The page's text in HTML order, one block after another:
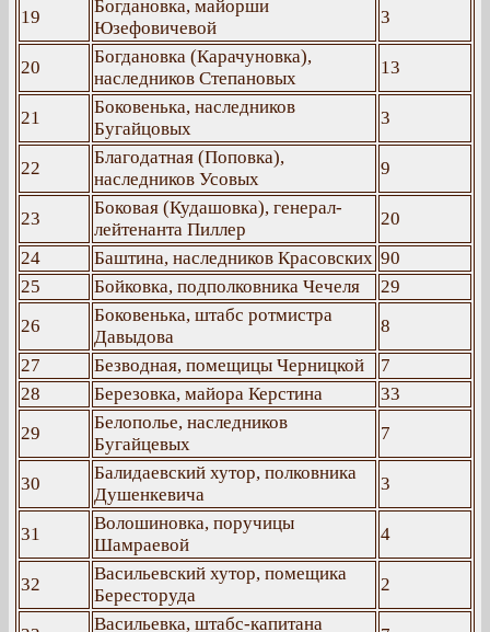
19
Богдановка, майорши
Юзефовичевой
3
20
Богдановка (Карачуновка),
наследников Степановых
13
21
Боковенька, наследников
Бугайцовых
3
22
Благодатная (Поповка),
наследников Усовых
9
23
Боковая (Кудашовка), генерал-
лейтенанта Пиллер
20
24
Баштина, наследников Красовских 90
25
Бойковка, подполковника Чечеля
29
26
Боковенька, штабс ротмистра
Давыдова
8
27
Безводная, помещицы Черницкой
7
28
Березовка, майора Керстина
33
29
Белополье, наследников
Бугайцевых
7
30
Балидаевский хутор, полковника
Душенкевича
3
31
Волошиновка, поручицы
Шамраевой
4
32
Васильевский хутор, помещика
Бересторуда
2
Васильевка, штабс-капитана